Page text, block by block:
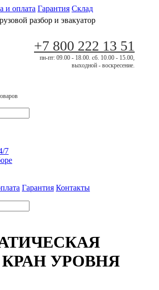
и оплата Гарантия Склад
разбор и эвакуатор
+7 800 222 13 51
пн-пт: 09.00 - 18.00. сб. 10.00 - 15.00,
выходной - воскресение.
7
Гарантия Контакты
КРАН УРОВНЯ